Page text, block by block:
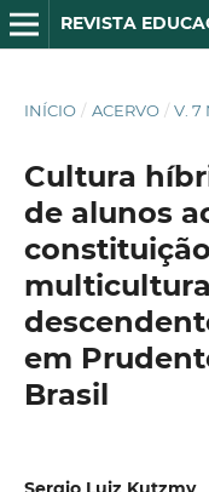
REVISTA
INÍCIO / ACERVO / V. 7
Cultura
de alunos
em
Brasil